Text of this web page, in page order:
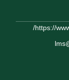
https://